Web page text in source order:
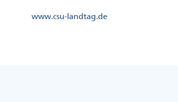
Kopfzeile
www.csu-landtag.de